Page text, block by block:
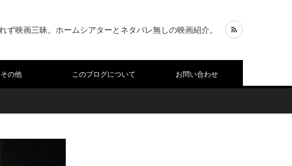
ず映画三昧。ホームシアターとネタバレ無しの映画紹介。
その他 このブログについて お問い合わせ